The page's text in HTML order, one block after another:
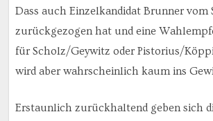
Dass auch Einzelkandidat Brunner vom
zurückgezogen hat und eine
für Scholz/Geywitz oder Pistorius/
wird aber wahrscheinlich kaum ins
Erstaunlich zurückhaltend geben sich